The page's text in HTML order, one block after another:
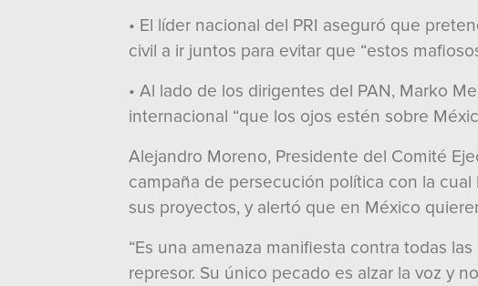
• El líder nacional del PRI aseguró que
civil a ir juntos para evitar que “estos
• Al lado de los dirigentes del PAN, Marko
internacional “que los ojos estén sobre
Alejandro Moreno, Presidente del Comité
campaña de persecución política con la
sus proyectos, y alertó que en México
“Es una amenaza manifiesta contra todas
represor. Su único pecado es alzar la voz y